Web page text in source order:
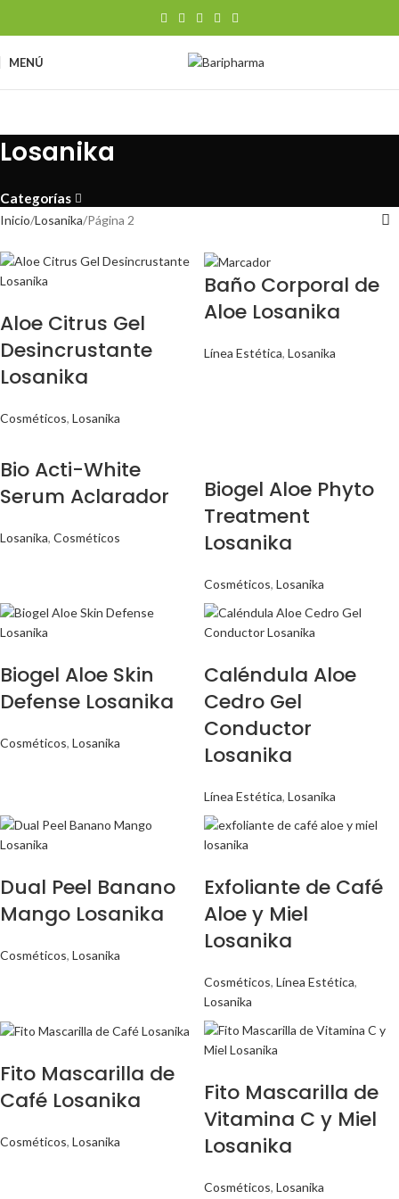
MENÚ
Losanika
Categorías
Inicio Losanika Página 2
Aloe Citrus Gel
Desincrustante
Losanika
Cosméticos, Losanika
Baño Corporal de
Aloe Losanika
Línea Estética, Losanika
Bio Acti-White
Serum Aclarador
Losanika, Cosméticos
Biogel Aloe Phyto
Treatment
Losanika
Cosméticos, Losanika
Biogel Aloe Skin
Defense Losanika
Cosméticos, Losanika
Caléndula Aloe
Cedro Gel
Conductor
Losanika
Línea Estética, Losanika
Dual Peel Banano
Mango Losanika
Cosméticos, Losanika
Exfoliante de Café
Aloe y Miel
Losanika
Cosméticos, Línea Estética,
Losanika
Fito Mascarilla de
Café Losanika
Cosméticos, Losanika
Fito Mascarilla de
Vitamina C y Miel
Losanika
Cosméticos, Losanika